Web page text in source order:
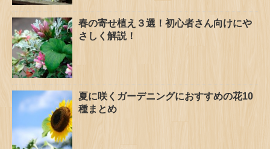
春の寄せ植え３選！初心者さん向けにや
さしく解説！
夏に咲くガーデニングにおすすめの花10
種まとめ